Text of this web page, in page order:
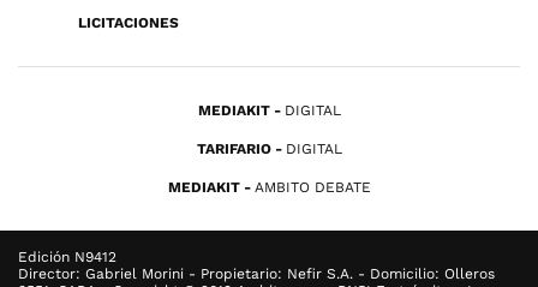
LICITACIONES
MEDIAKIT DIGITAL
TARIFARIO DIGITAL
MEDIAKIT AMBITO DEBATE
Edición N9412
Director: Gabriel Morini - Propietario: Nefir S.A. - Domicilio: Olleros